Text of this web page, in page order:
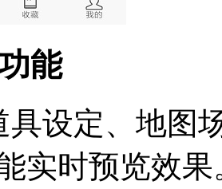
能
具设定、地图
实时预览效果